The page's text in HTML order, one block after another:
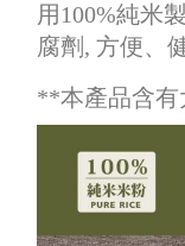
用100%純米
腐劑, 方便、
**本產品含